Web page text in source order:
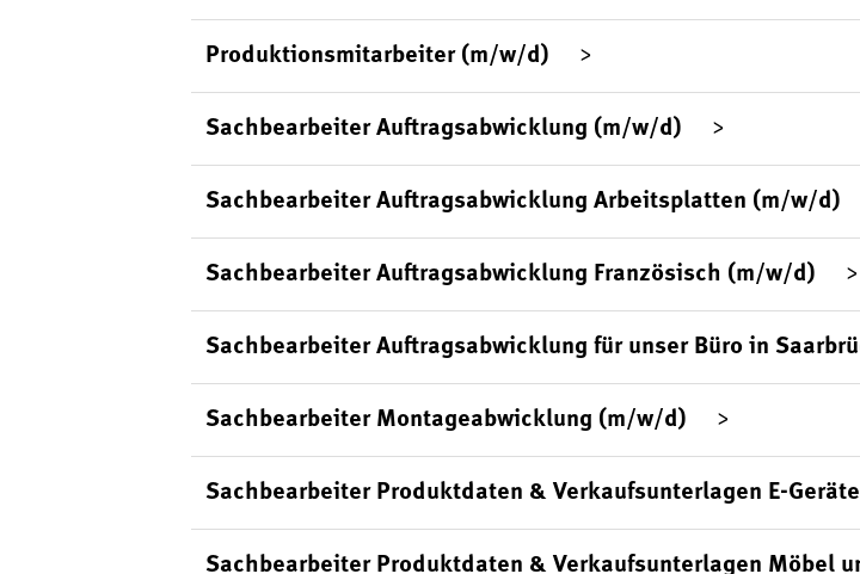
Produktionsmitarbeiter (m/w/d)
Sachbearbeiter Auftragsabwicklung (m/w/d)
Sachbearbeiter Auftragsabwicklung Arbeitsplatten (m/w/d)
Sachbearbeiter Auftragsabwicklung Französisch (m/w/d)
Sachbearbeiter Auftragsabwicklung für unser Büro in
Sachbearbeiter Montageabwicklung (m/w/d)
Sachbearbeiter Produktdaten & Verkaufsunterlagen E-
Sachbearbeiter Produktdaten & Verkaufsunterlagen Möbel